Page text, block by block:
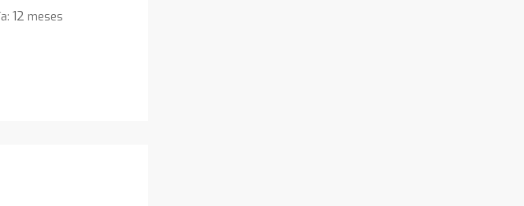
12 meses